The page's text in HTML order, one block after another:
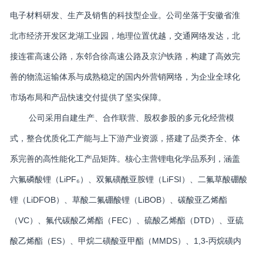
电子材料研发、生产及销售的科技型企业。公司坐落于安徽省淮
北市经济开发区龙湖工业园，地理位置优越，交通网络发达，北
接连霍高速公路，东邻合徐高速公路及京沪铁路，构建了高效完
善的物流运输体系与成熟稳定的国内外营销网络，为企业全球化
市场布局和产品快速交付提供了坚实保障。
公司采用自建生产、合作联营、股权参股的多元化经营模
式，整合优质化工产能与上下游产业资源，搭建了品类齐全、体
系完善的高性能化工产品矩阵。核心主营锂电化学品系列，涵盖
六氟磷酸锂（LiPF₆）、双氟磺酰亚胺锂（LiFSI）、二氟草酸硼酸
锂（LiDFOB）、草酸二氟硼酸锂（LiBOB）、碳酸亚乙烯酯
（VC）、氟代碳酸乙烯酯（FEC）、硫酸乙烯酯（DTD）、亚硫
酸乙烯酯（ES）、甲烷二磺酸亚甲酯（MMDS）、1,3-丙烷磺内